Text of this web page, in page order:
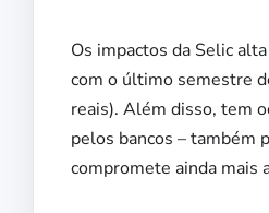
Os impactos da Selic
com o último semestre
reais). Além disso, tem
pelos bancos – também
compromete ainda mais